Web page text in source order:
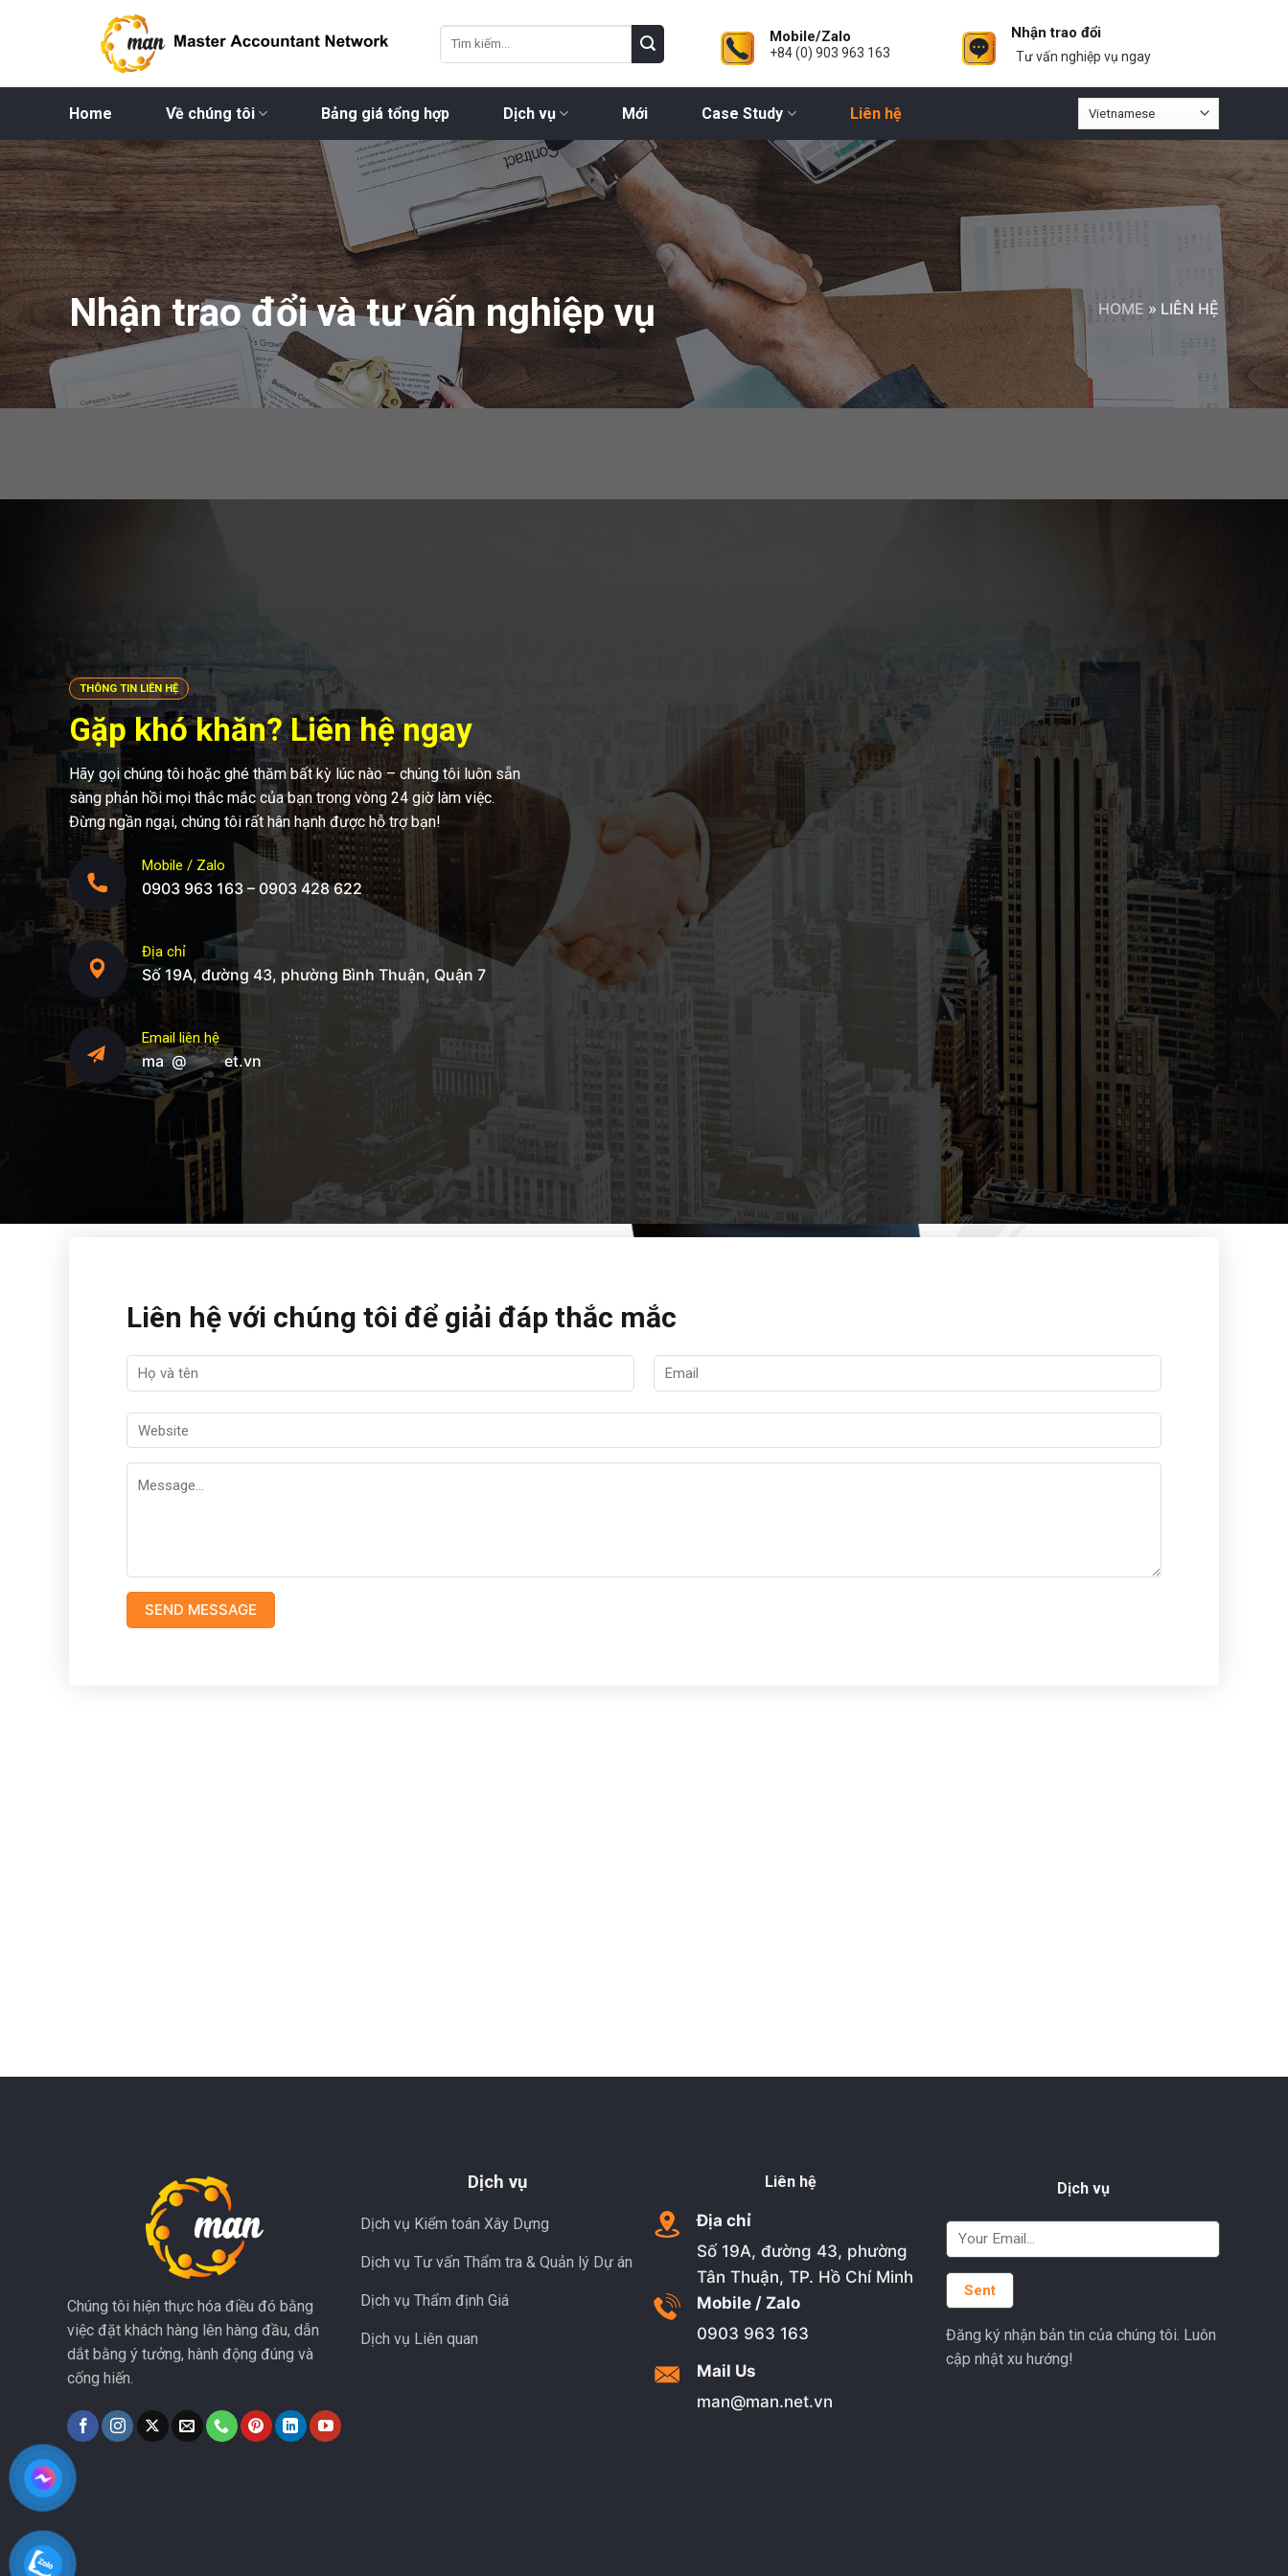
dung
Mobile/Zalo
+84 (0) 903 963 163
Nhận trao đổi
Tư vấn nghiệp vụ ngay
Home Về chúng tôi Bảng giá tổng hợp Dịch vụ Mới Case Study Liên hệ
Nhận trao đổi và tư vấn nghiệp vụ HOME » LIÊN HỆ
THÔNG TIN LIÊN HỆ
Gặp khó khăn? Liên hệ ngay
Hãy gọi chúng tôi hoặc ghé thăm bất kỳ lúc nào – chúng tôi luôn sẵn
sàng phản hồi mọi thắc mắc của bạn trong vòng 24 giờ làm việc.
Đừng ngần ngại, chúng tôi rất hân hạnh được hỗ trợ bạn!
Mobile / Zalo
0903 963 163 – 0903 428 622
Địa chỉ
Số 19A, đường 43, phường Bình Thuận, Quận 7
Email liên hệ
ma*@*****et.vn
Liên hệ với chúng tôi để giải đáp thắc mắc
Chúng tôi hiện thực hóa điều đó bằng
việc đặt khách hàng lên hàng đầu, dẫn
dắt bằng ý tưởng, hành động đúng và
cống hiến.
Dịch vụ
Dịch vụ Kiểm toán Xây Dựng
Dịch vụ Tư vấn Thẩm tra & Quản lý Dự án
Dịch vụ Thẩm định Giá
Dịch vụ Liên quan
Liên hệ
Địa chỉ
Số 19A, đường 43, phường
Tân Thuận, TP. Hồ Chí Minh
Mobile / Zalo
0903 963 163
Mail Us
man@man.net.vn
Dịch vụ
Đăng ký nhận bản tin của chúng tôi. Luôn
cập nhật xu hướng!